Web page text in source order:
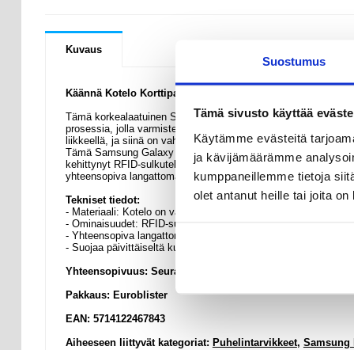
Suostumus
Tämä sivusto käyttää
Käytämme evästeitä
ja kävijämäärämme
kumppaneillemme tietoja
olet antanut heille tai joita
Kuvaus
Käännä Kotelo Korttipaikalla - Samsung Galaxy A55 -
Tämä korkealaatuinen Samsung Galaxy A55 kotelo on
prosessia, jolla varmistetaan herkkä ja hieno viimeistely.
liikkeellä, ja siinä on vahva magneetti automaattista
Tämä Samsung Galaxy A55 -kotelo suojaa tehokkaasti
kehittynyt RFID-sulkutekniikka varmistaa, että
yhteensopiva langattoman MagSafe-latauksen kanssa, mikä
Tekniset tiedot:
- Materiaali: Kotelo on valmistettu kahdesta eri materiaalista,
- Ominaisuudet: RFID-sulkutekniikka, sisäänrakennettu
- Yhteensopiva langattoman MagSafe-latauksen kanssa
- Suojaa päivittäiseltä kulutukselta, naarmuilta, jäliltä ja
Yhteensopivuus: Seuranta- ja valvontalaitteet: Seuranta-
Pakkaus: Euroblister
EAN: 5714122467843
Aiheeseen liittyvät kategoriat: Puhelintarvikkeet, Samsung